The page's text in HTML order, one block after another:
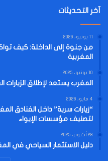
آخر التحديثات
11 يونيو، 2026
المغربية
10 يونيو، 2025
المغرب يستعد لإطلاق
4 مايو، 2026
“زيارات سرية” داخل الفنادق
لتصنيف مؤسسات الإيواء
28 أكتوبر، 2025
دليل الاستثمار السياحي في المغرب 2026: الفرص والحوافز